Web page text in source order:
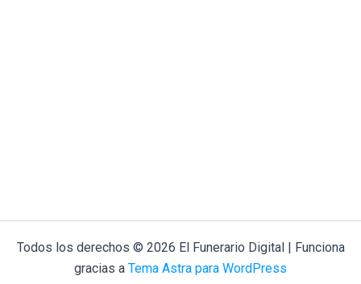
Todos los derechos © 2026 El Funerario Digital | Funciona
gracias a Tema Astra para WordPress